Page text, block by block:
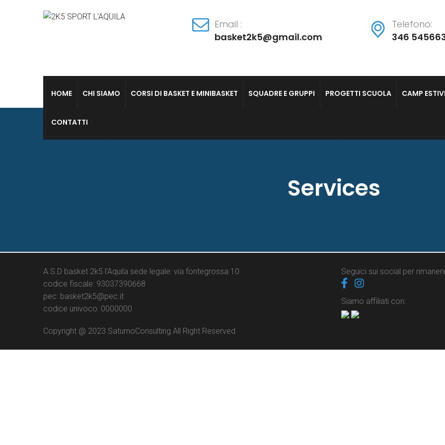
Email :
basket2k5@gmail.com
Telefono:
346
HOME CHI SIAMO CORSI DI BASKET E MINIBASKET SQUADRE E GRUPPI PROGETTI SCUOLA CAMP ESTIVI
CONTATTI
Services
A.S.D basket 2k5 l’Aquila sede legale: via fontegrossa 10
codice fiscale: 93037390668
pec: basket2k5@pec.it
codice univoco: 0000000
Seguici sui social per
Siamo affiliati con:
Copyright @ 2023 SaturnoConsulting All Right Reserved